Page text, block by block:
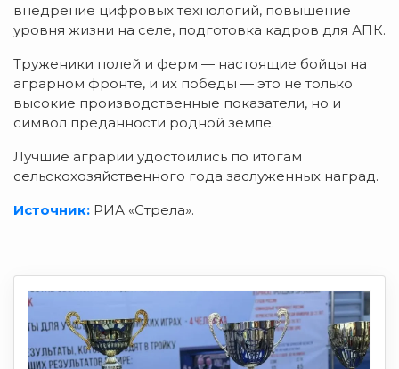
внедрение цифровых технологий, повышение
уровня жизни на селе, подготовка кадров для АПК.
Труженики полей и ферм — настоящие бойцы на
аграрном фронте, и их победы — это не только
высокие производственные показатели, но и
символ преданности родной земле.
Лучшие аграрии удостоились по итогам
сельскохозяйственного года заслуженных наград.
Источник: РИА «Стрела».